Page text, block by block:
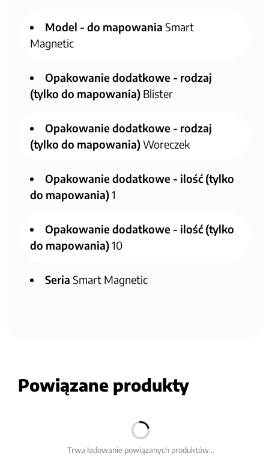
Model - do mapowania Smart
Magnetic
Opakowanie dodatkowe - rodzaj
(tylko do mapowania) Blister
Opakowanie dodatkowe - rodzaj
(tylko do mapowania)Woreczek
Opakowanie dodatkowe - ilość (tylko
do mapowania)1
Opakowanie dodatkowe - ilość (tylko
do mapowania)10
Seria Smart Magnetic
Powiązane produkty
Trwa ładowanie powiązanych produktów...